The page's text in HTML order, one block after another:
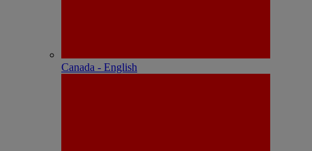
Canada - English